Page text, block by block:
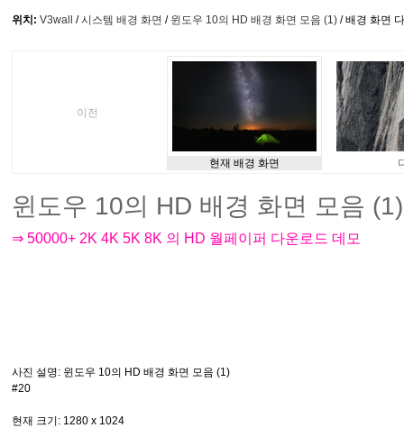
위치: V3wall /시스템 배경 화면 / 윈도우 10의 HD 배경 화면 모음 (1) / 배경 화면
이전
현재 배경 화면
윈도우 10의 HD 배경 화면 모음
⇒ 50000+ 2K 4K 5K 8K 의 HD 월페이퍼 다운로드 데모
사진 설명: 윈도우 10의 HD 배경 화면 모음 (1)
#20
현재 크기 : 1280 x 1024